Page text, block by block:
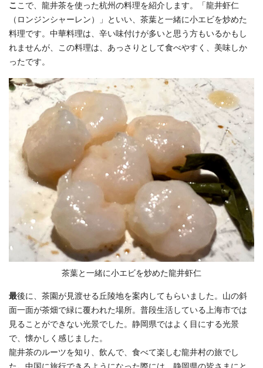
こ こで、龍井茶を使った杭州の料理を紹介します。「龍井虾仁
（ロンジンシャーレン）」といい、茶葉と一緒に小エビを炒めた
料理です。中華料理は、辛い味付けが多いと思う方もいるかもし
れませんが、この料理は、あっさりとして食べやすく、美味しか
ったです。
茶葉と一緒に小エビを炒めた龍井虾仁
最後に、茶園が見渡せる丘陵地を案内してもらいました。山の斜
面一面が茶畑で緑に覆われた場所。普段生活している上海市では
見ることができない光景でした。静岡県ではよく目にする光景
で、懐かしく感じました。
龍井茶のルーツを知り、飲んで、食べて楽しむ龍井村の旅でし